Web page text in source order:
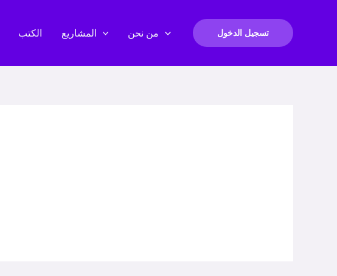
الكتب المشاريع من نحن تسجيل الدخول